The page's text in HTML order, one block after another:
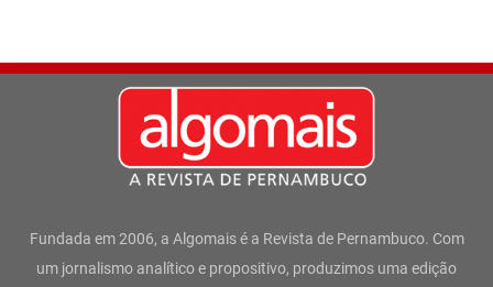
Fundada em 2006, a Algomais é a Revista de Pernambuco. Com
um jornalismo analítico e propositivo, produzimos uma edição